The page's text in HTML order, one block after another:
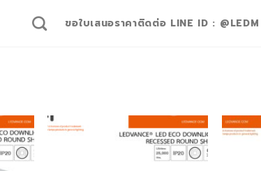
ขอใบเสนอราคาติดต่อ LINE ID : @LEDM